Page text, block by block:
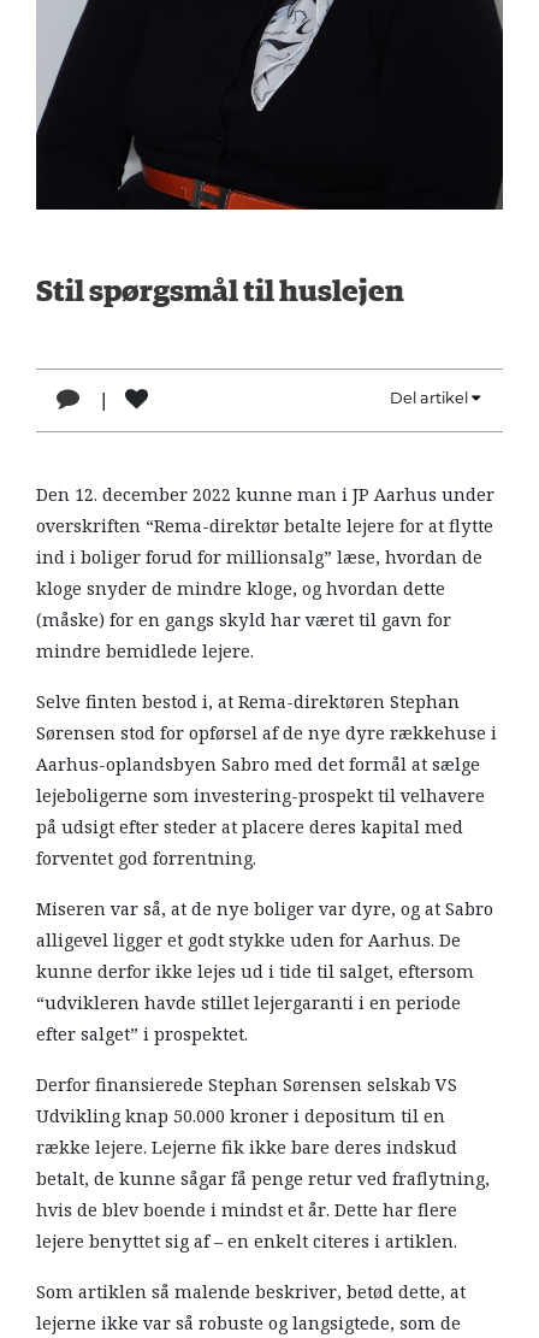
LÆSER
NAVNE
HISTORIE
ARBEJDEREN
Stil spørgsmål til huslejen
| Del artikel
Den 12. december 2022 kunne man i JP Aarhus under
overskriften “Rema-direktør betalte lejere for at flytte
ind i boliger forud for millionsalg” læse, hvordan de
kloge snyder de mindre kloge, og hvordan dette
(måske) for en gangs skyld har været til gavn for
mindre bemidlede lejere.
Selve finten bestod i, at Rema-direktøren Stephan
Sørensen stod for opførsel af de nye dyre rækkehuse i
Aarhus-oplandsbyen Sabro med det formål at sælge
lejeboligerne som investering-prospekt til velhavere
på udsigt efter steder at placere deres kapital med
forventet god forrentning.
Miseren var så, at de nye boliger var dyre, og at Sabro
alligevel ligger et godt stykke uden for Aarhus. De
kunne derfor ikke lejes ud i tide til salget, eftersom
“udvikleren havde stillet lejergaranti i en periode
efter salget” i prospektet.
Derfor finansierede Stephan Sørensen selskab VS
Udvikling knap 50.000 kroner i depositum til en
række lejere. Lejerne fik ikke bare deres indskud
betalt, de kunne sågar få penge retur ved fraflytning,
hvis de blev boende i mindst et år. Dette har flere
lejere benyttet sig af – en enkelt citeres i artiklen.
Som artiklen så malende beskriver, betød dette, at
lejerne ikke var så robuste og langsigtede, som de